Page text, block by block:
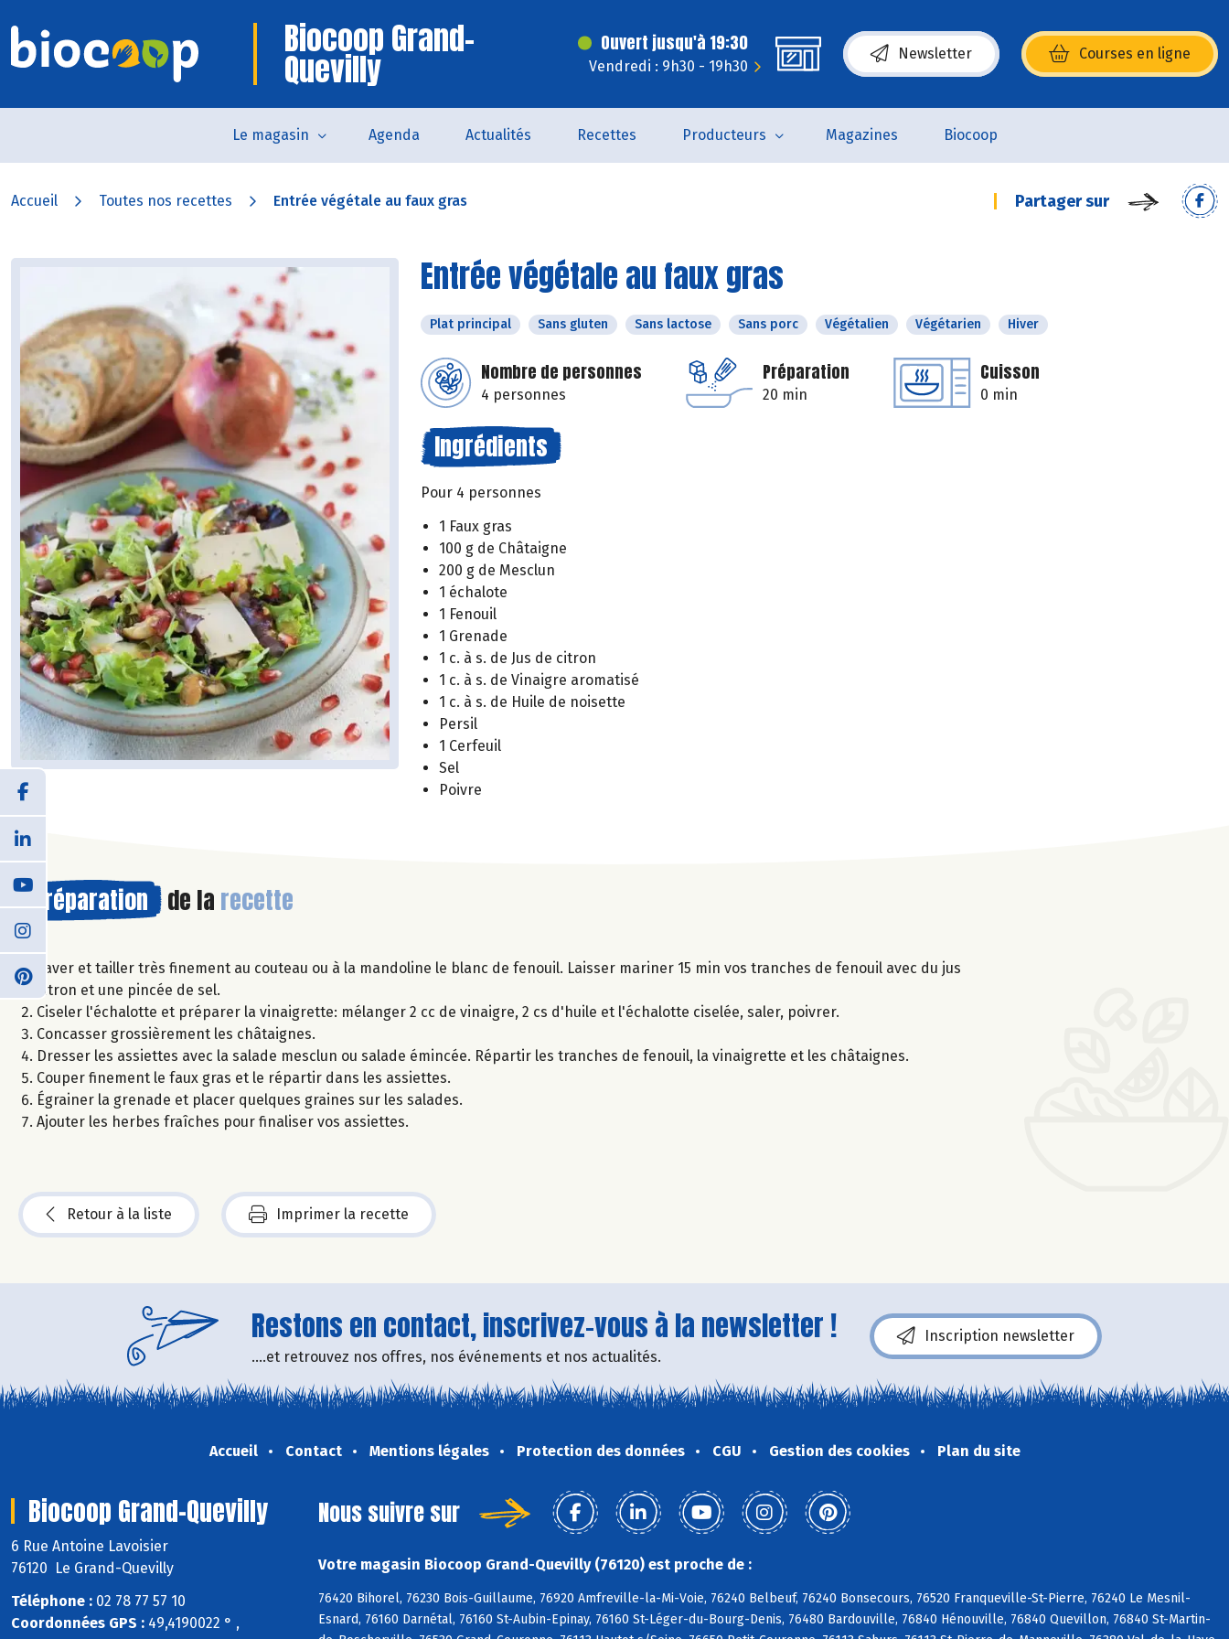
Biocoop Grand-
Quevilly
Ouvert jusqu'à 19:30
Vendredi : 9h30 - 19h30
Newsletter Courses en ligne
(s’ouvre dans une nouvelle fenêtre)
Le magasin Agenda Actualités Recettes Producteurs Magazines Biocoop
Accueil Toutes nos recettes Entrée végétale au faux gras Partager sur
Entrée végétale au faux gras
Plat principal Sans gluten Sans lactose Sans porc Végétalien Végétarien Hiver
Nombre de personnes
4 personnes
Préparation
20 min
Cuisson
0 min
Ingrédients
Pour 4 personnes
1 Faux gras
100 g de Châtaigne
200 g de Mesclun
1 échalote
1 Fenouil
1 Grenade
1 c. à s. de Jus de citron
1 c. à s. de Vinaigre aromatisé
1 c. à s. de Huile de noisette
Persil
1 Cerfeuil
Sel
Poivre
Préparation de la recette
Laver et tailler très finement au couteau ou à la mandoline le blanc de fenouil. Laisser mariner 15 min vos tranches de fenouil avec du jus
citron et une pincée de sel.
Ciseler l'échalotte et préparer la vinaigrette: mélanger 2 cc de vinaigre, 2 cs d'huile et l'échalotte ciselée, saler, poivrer.
Concasser grossièrement les châtaignes.
Dresser les assiettes avec la salade mesclun ou salade émincée. Répartir les tranches de fenouil, la vinaigrette et les châtaignes.
Couper finement le faux gras et le répartir dans les assiettes.
Égrainer la grenade et placer quelques graines sur les salades.
Ajouter les herbes fraîches pour finaliser vos assiettes.
Retour à la liste Imprimer la recette
Restons en contact, inscrivez-vous à la newsletter !
....et retrouvez nos offres, nos événements et nos actualités.
Inscription newsletter
Accueil Contact Mentions légales Protection des données CGU Gestion des cookies Plan du site
Biocoop Grand-Quevilly
6 Rue Antoine Lavoisier
76120 Le Grand-Quevilly
Téléphone : 02 78 77 57 10
Coordonnées GPS : 49,4190022 ° ,
Nous suivre sur
Votre magasin Biocoop Grand-Quevilly (76120) est proche de :
76420 Bihorel, 76230 Bois-Guillaume, 76920 Amfreville-la-Mi-Voie, 76240 Belbeuf, 76240 Bonsecours, 76520 Franqueville-St-Pierre, 76240 Le Mesnil-
Esnard, 76160 Darnétal, 76160 St-Aubin-Epinay, 76160 St-Léger-du-Bourg-Denis, 76480 Bardouville, 76840 Hénouville, 76840 Quevillon, 76840 St-Martin-